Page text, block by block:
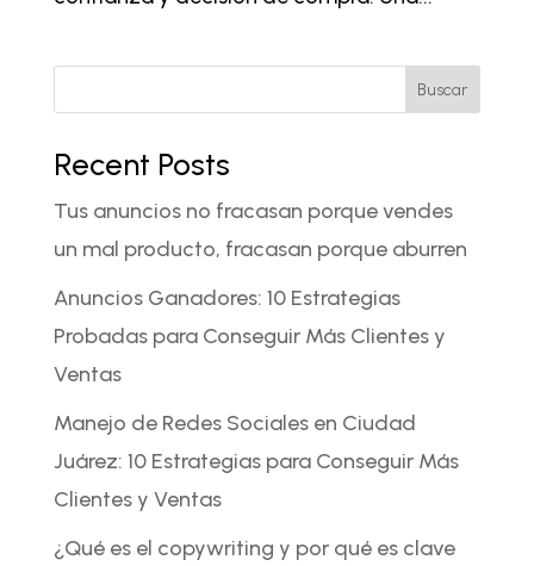
Buscar
Recent Posts
Tus anuncios no fracasan porque vendes
un mal producto, fracasan porque aburren
Anuncios Ganadores: 10 Estrategias
Probadas para Conseguir Más Clientes y
Ventas
Manejo de Redes Sociales en Ciudad
Juárez: 10 Estrategias para Conseguir Más
Clientes y Ventas
¿Qué es el copywriting y por qué es clave